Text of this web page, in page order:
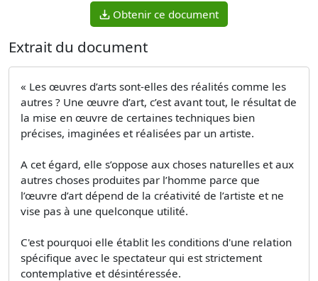
Obtenir ce document
Extrait du document
« Les œuvres d’arts sont-elles des réalités comme les
autres ? Une œuvre d’art, c’est avant tout, le résultat de
la mise en œuvre de certaines techniques bien
précises, imaginées et réalisées par un artiste.
A cet égard, elle s’oppose aux choses naturelles et aux
autres choses produites par l’homme parce que
l’œuvre d’art dépend de la créativité de l’artiste et ne
vise pas à une quelconque utilité.
C'est pourquoi elle établit les conditions d'une relation
spécifique avec le spectateur qui est strictement
contemplative et désintéressée.